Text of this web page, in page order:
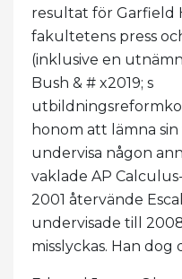
resultat för Garfield
fakultetens press
(inklusive en
Bush & # x2019; s
honom att lämna
undervisa någon
vaklade AP
2001 återvände
undervisade till
misslyckas. Han dog